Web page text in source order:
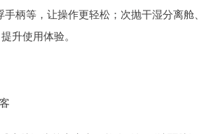
柄等，让操作更轻松；次抛干湿分离舱、
升使用体验。